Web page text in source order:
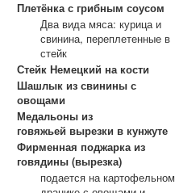
Плетёнка с грибным соусом
Два вида мяса: курица и
свинина, переплетенные в
стейк
Стейк Немецкий на кости
Шашлык из свинины с
овощами
Медальоны из
говяжьей вырезки в кунжуте
Фирменная поджарка из
говядины (вырезка)
подается на картофельном